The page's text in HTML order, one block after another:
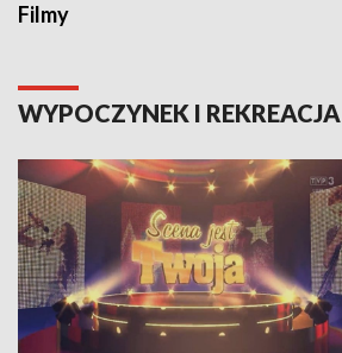
Filmy
WYPOCZYNEK I REKREACJA